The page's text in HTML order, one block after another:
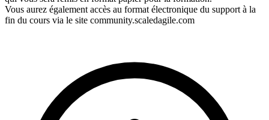
Vous aurez également accès au format électronique du support à la
fin du cours via le site community.scaledagile.com